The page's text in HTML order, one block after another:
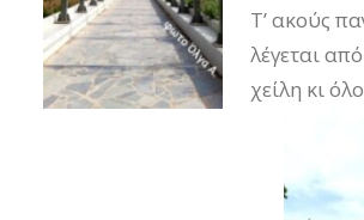
Τ’ ακούς
λέγεται
χείλη κι